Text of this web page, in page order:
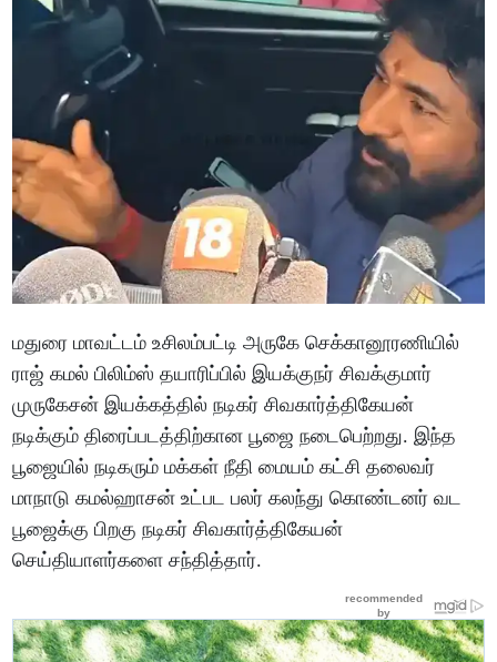
மதுரை மாவட்டம் உசிலம்பட்டி அருகே செக்கானூரணியில்
ராஜ் கமல் பிலிம்ஸ் தயாரிப்பில் இயக்குநர் சிவக்குமார்
முருகேசன் இயக்கத்தில் நடிகர் சிவகார்த்திகேயன்
நடிக்கும் திரைப்படத்திற்கான பூஜை நடைபெற்றது. இந்த
பூஜையில் நடிகரும் மக்கள் நீதி மையம் கட்சி தலைவர்
மாநாடு கமல்ஹாசன் உட்பட பலர் கலந்து கொண்டனர் வட
பூஜைக்கு பிறகு நடிகர் சிவகார்த்திகேயன்
செய்தியாளர்களை சந்தித்தார்.